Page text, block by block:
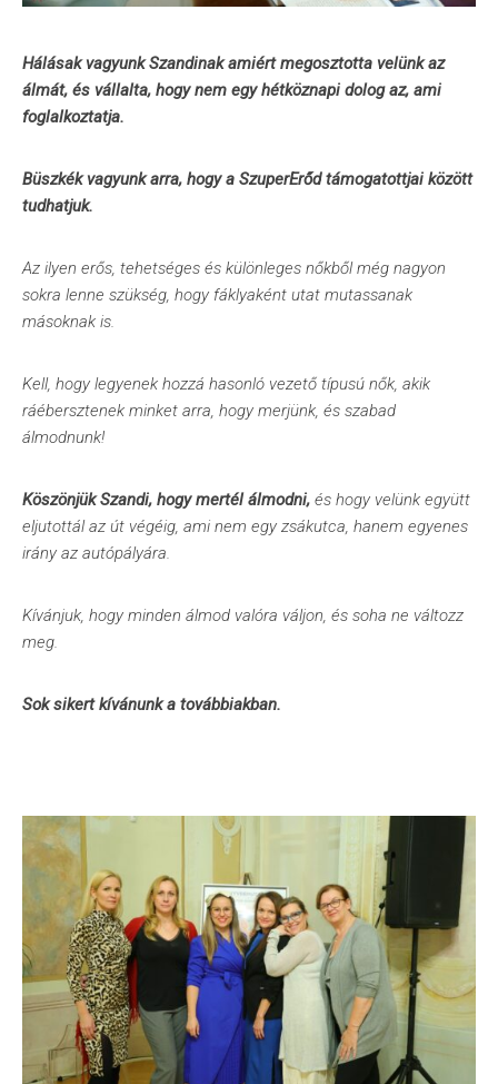
Hálásak vagyunk Szandinak amiért megosztotta velünk az
álmát, és vállalta, hogy nem egy hétköznapi dolog az, ami
foglalkoztatja.
Büszkék vagyunk arra, hogy a SzuperErőd támogatottjai között
tudhatjuk.
Az ilyen erős, tehetséges és különleges nőkből még nagyon
sokra lenne szükség, hogy fáklyaként utat mutassanak
másoknak is.
Kell, hogy legyenek hozzá hasonló vezető típusú nők, akik
ráébersztenek minket arra, hogy merjünk, és szabad
álmodnunk!
Köszönjük Szandi, hogy mertél álmodni, és hogy velünk együtt
eljutottál az út végéig, ami nem egy zsákutca, hanem egyenes
irány az autópályára.
Kívánjuk, hogy minden álmod valóra váljon, és soha ne változz
meg.
Sok sikert kívánunk a továbbiakban.